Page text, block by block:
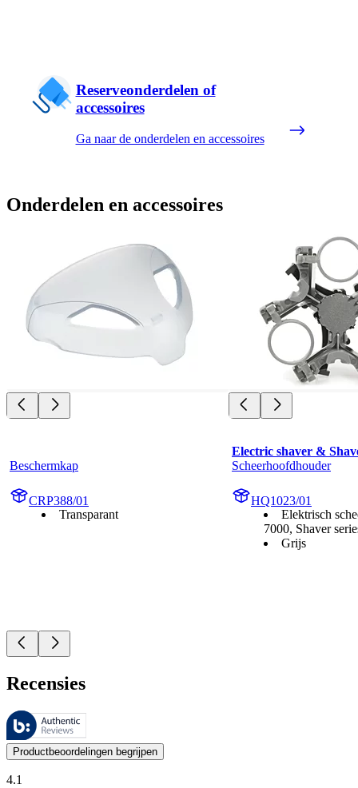
Reserveonderdelen of
accessoires
Ga naar de onderdelen en accessoires
Onderdelen en accessoires
Beschermkap
CRP388/01
Transparant
Electric shaver &
Scheerhoofdhouder
HQ1023/01
Elektrisch
7000, Shaver
Grijs
Recensies
Deze beoordelingen worden beheerd door Bazaarvoice en voldoen
De mening van onze klanten is nuttig voor iedereen, of het nu een
Productbeoordelingen begrijpen
4.1